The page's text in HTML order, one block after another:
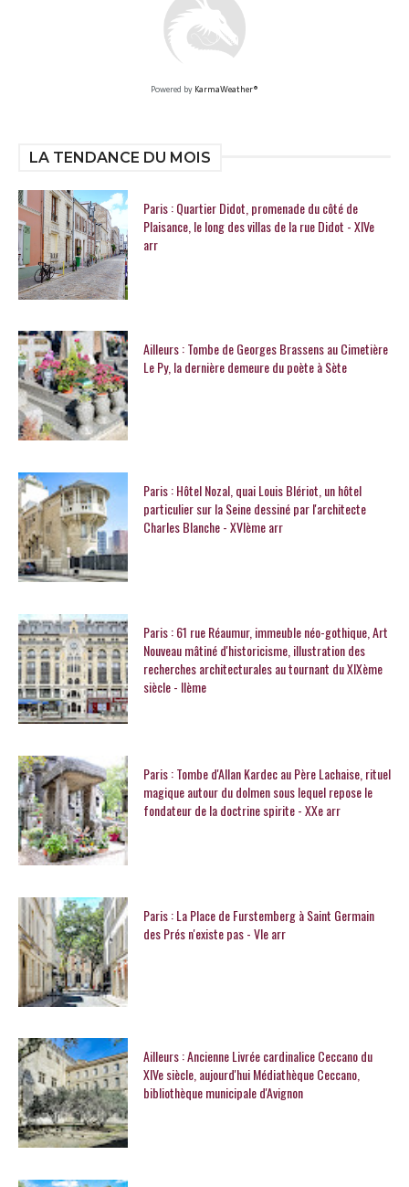
Powered by KarmaWeather®
LA TENDANCE DU MOIS
Paris : Quartier Didot, promenade du côté de
Plaisance, le long des villas de la rue Didot - XIVe
arr
Ailleurs : Tombe de Georges Brassens au Cimetière
Le Py, la dernière demeure du poète à Sète
Paris : Hôtel Nozal, quai Louis Blériot, un hôtel
particulier sur la Seine dessiné par l'architecte
Charles Blanche - XVIème arr
Paris : 61 rue Réaumur, immeuble néo-gothique, Art
Nouveau mâtiné d'historicisme, illustration des
recherches architecturales au tournant du XIXème
siècle - IIème
Paris : Tombe d'Allan Kardec au Père Lachaise, rituel
magique autour du dolmen sous lequel repose le
fondateur de la doctrine spirite - XXe arr
Paris : La Place de Furstemberg à Saint Germain
des Prés n'existe pas - VIe arr
Ailleurs : Ancienne Livrée cardinalice Ceccano du
XIVe siècle, aujourd'hui Médiathèque Ceccano,
bibliothèque municipale d'Avignon